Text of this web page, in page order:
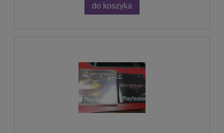
do koszyka